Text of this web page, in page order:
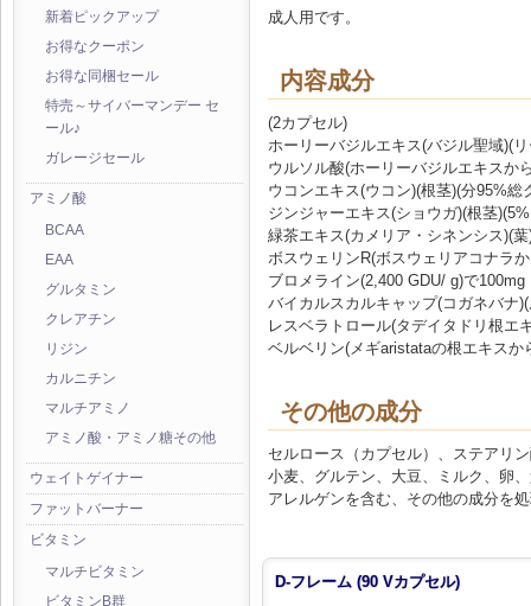
新着ピックアップ
お得なクーポン
お得な同梱セール
特売～サイバーマンデー セ
ール♪
ガレージセール
アミノ酸
BCAA
EAA
グルタミン
クレアチン
リジン
カルニチン
マルチアミノ
アミノ酸・アミノ糖その他
ウェイトゲイナー
ファットバーナー
ビタミン
マルチビタミン
ビタミンB群
成人用です。
内容成分
(2カプセル)
ホーリーバジルエキス(バジル聖域)(
ウルソル酸(ホーリーバジルエキスか
ウコンエキス(ウコン)(根茎)(分95%総
ジンジャーエキス(ショウガ)(根茎
緑茶エキス(カメリア・シネンシス)(
ボスウェリンR(ボスウェリアコナラ
ブロメライン(2,400 GDU/ g)で100mg
バイカルスカルキャップ(コガネバナ
レスベラトロール(タデイタドリ根エ
ベルベリン(メギaristataの根エキスか
その他の成分
セルロース（カプセル）、ステアリ
小麦、グルテン、大豆、ミルク、卵
アレルゲンを含む、その他の成分を
D-フレーム (90 Vカプセル)